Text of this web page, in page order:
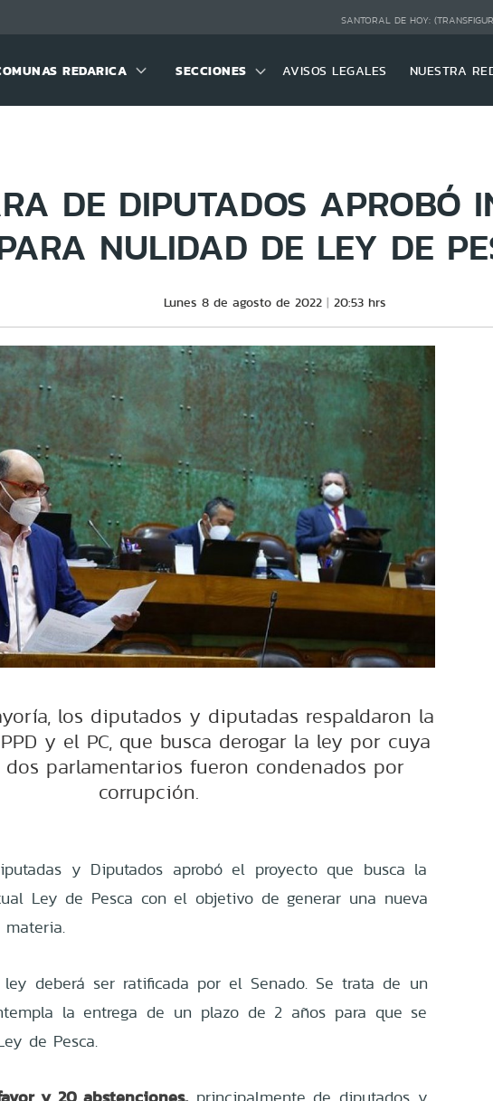
SANTORAL DE HOY:
REDARICA SECCIONES AVISOS LEGALES NUESTRA
DE DIPUTADOS APROBÓ
NULIDAD DE LEY DE
Lunes 8 de agosto de 2022 20:53 hrs
los diputados y diputadas respaldaron la
y el PC, que busca derogar la ley por cuya
parlamentarios fueron condenados por
corrupción.
y Diputados aprobó el proyecto que busca la
Ley de Pesca con el objetivo de generar una nueva
deberá ser ratificada por el Senado. Se trata de un
la entrega de un plazo de 2 años para que se
de Pesca.